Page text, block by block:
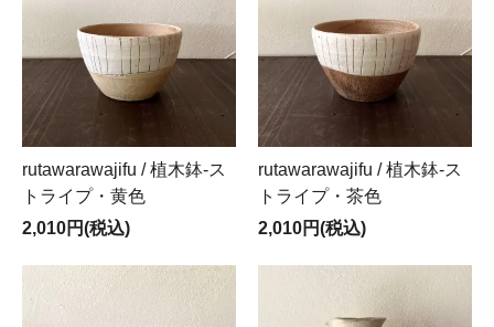
rutawarawajifu / 植木鉢-ス
トライプ・黄色
2,010円(税込)
rutawarawajifu / 植木鉢-ス
トライプ・茶色
2,010円(税込)